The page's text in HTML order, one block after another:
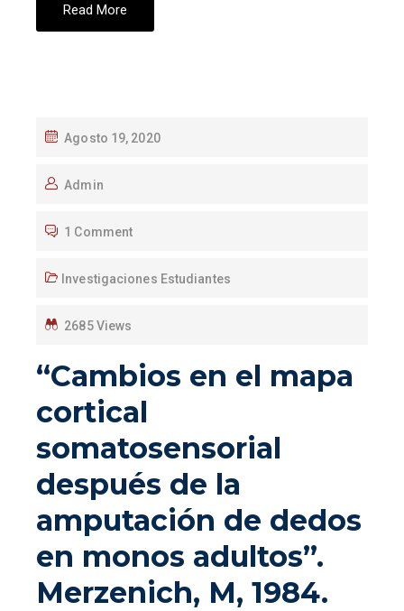
Read More
Agosto 19, 2020
Admin
1 Comment
Investigaciones Estudiantes
2685 Views
“Cambios en el mapa
cortical
somatosensorial
después de la
amputación de dedos
en monos adultos”.
Merzenich, M, 1984.